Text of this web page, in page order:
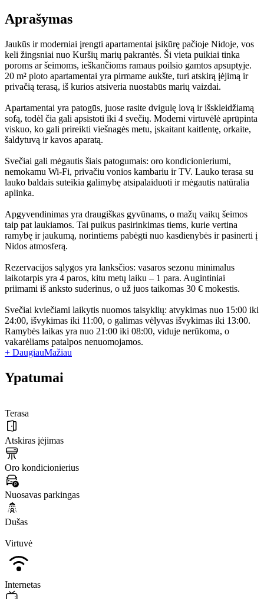
Aprašymas
Jaukūs ir moderniai įrengti apartamentai įsikūrę pačioje Nidoje, vos
keli žingsniai nuo Kuršių marių pakrantės. Ši vieta puikiai tinka
poroms ar šeimoms, ieškančioms ramaus poilsio gamtos apsuptyje.
20 m² ploto apartamentai yra pirmame aukšte, turi atskirą įėjimą ir
privačią terasą, iš kurios atsiveria nuostabūs marių vaizdai.
Apartamentai yra patogūs, juose rasite dvigulę lovą ir išskleidžiamą
sofą, todėl čia gali apsistoti iki 4 svečių. Moderni virtuvėlė aprūpinta
viskuo, ko gali prireikti viešnagės metu, įskaitant kaitlentę, orkaite,
šaldytuvą ir kavos aparatą.
Svečiai gali mėgautis šiais patogumais: oro kondicionieriumi,
nemokamu Wi-Fi, privačiu vonios kambariu ir TV. Lauko terasa su
lauko baldais suteikia galimybę atsipalaiduoti ir mėgautis natūralia
aplinka.
Apgyvendinimas yra draugiškas gyvūnams, o mažų vaikų šeimos
taip pat laukiamos. Tai puikus pasirinkimas tiems, kurie vertina
ramybę ir jaukumą, norintiems pabėgti nuo kasdienybės ir pasinerti į
Nidos atmosferą.
Rezervacijos sąlygos yra lanksčios: vasaros sezonu minimalus
laikotarpis yra 4 paros, kitu metų laiku – 1 para. Augintiniai
priimami iš anksto suderinus, o už juos taikomas 30 € mokestis.
Svečiai kviečiami laikytis nuomos taisyklių: atvykimas nuo 15:00 iki
24:00, išvykimas iki 11:00, o galimas vėlyvas išvykimas iki 13:00.
Ramybės laikas yra nuo 21:00 iki 08:00, viduje nerūkoma, o
vakarėliams patalpos nenuomojamos.
+ DaugiauMažiau
Ypatumai
Terasa
Atskiras įėjimas
Oro kondicionierius
Nuosavas parkingas
Dušas
Virtuvė
Internetas